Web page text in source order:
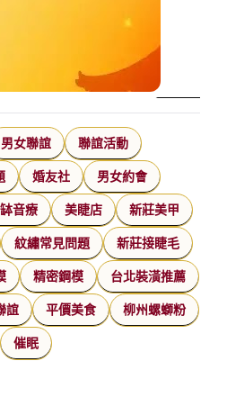
男女聯誼 聯誼活動
婚友社 男女約會
音療 美睫店 新莊美甲
紋繡常見問題 新莊接睫毛
精密鋼模 台北裝潢推薦
誼 平價美食 柳州螺螄粉
催眠